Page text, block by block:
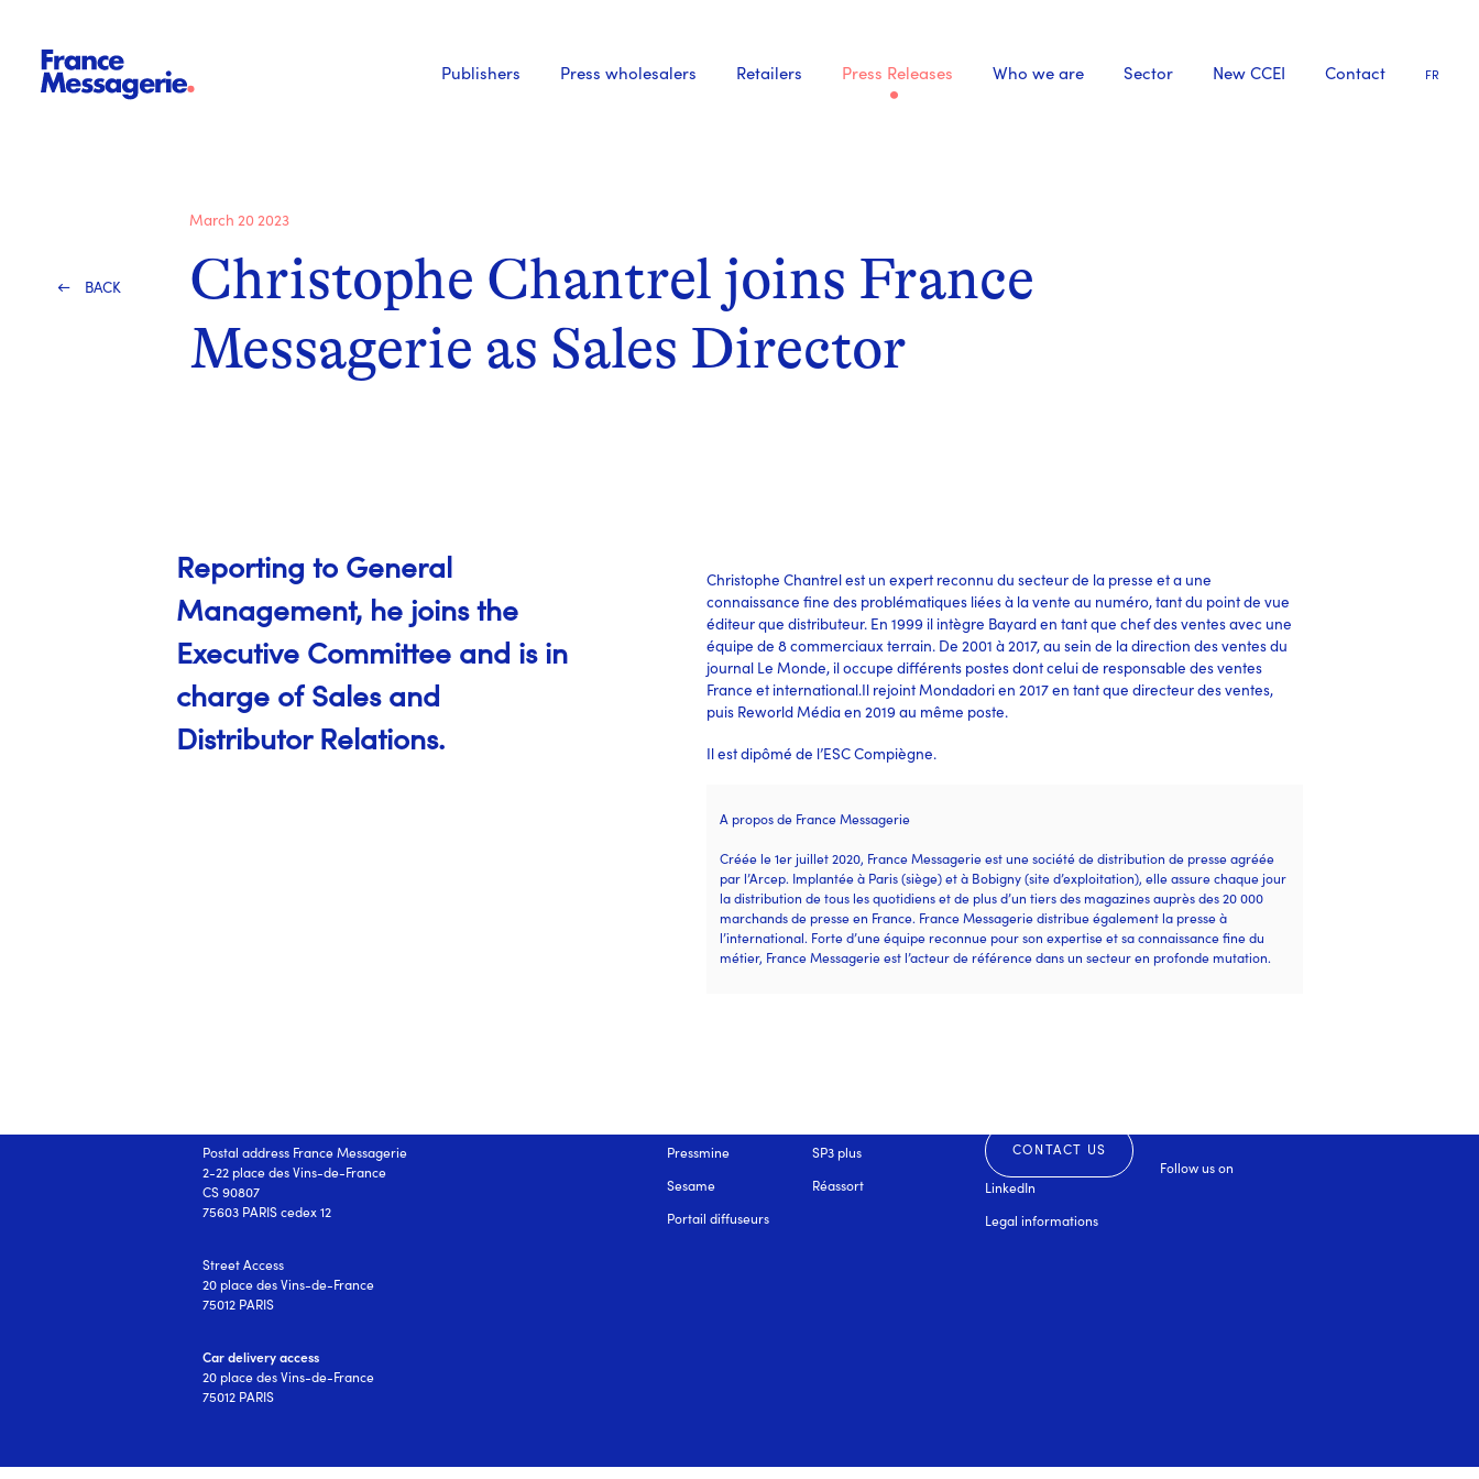
Publishers Press wholesalers Retailers
Press Releases
- Active
Who we are Sector New CCEI Contact FR
BACK
March 20 2023
Christophe Chantrel joins France
Messagerie as Sales Director
Reporting to General
Management, he joins the
Executive Committee and is in
charge of Sales and
Distributor Relations.
Christophe Chantrel est un expert reconnu du secteur de la presse et a une
connaissance fine des problématiques liées à la vente au numéro, tant du point de vue
éditeur que distributeur. En 1999 il intègre Bayard en tant que chef des ventes avec une
équipe de 8 commerciaux terrain. De 2001 à 2017, au sein de la direction des ventes du
journal Le Monde, il occupe différents postes dont celui de responsable des ventes
France et international.Il rejoint Mondadori en 2017 en tant que directeur des ventes,
puis Reworld Média en 2019 au même poste.
Il est dipômé de l’ESC Compiègne.
A propos de France Messagerie
Créée le 1er juillet 2020, France Messagerie est une société de distribution de presse agréée
par l’Arcep. Implantée à Paris (siège) et à Bobigny (site d’exploitation), elle assure chaque jour
la distribution de tous les quotidiens et de plus d’un tiers des magazines auprès des 20 000
marchands de presse en France. France Messagerie distribue également la presse à
l’international. Forte d’une équipe reconnue pour son expertise et sa connaissance fine du
métier, France Messagerie est l’acteur de référence dans un secteur en profonde mutation.
Postal address France Messagerie
2-22 place des Vins-de-France
CS 90807
75603 PARIS cedex 12
Street Access
20 place des Vins-de-France
75012 PARIS
Car delivery access
20 place des Vins-de-France
75012 PARIS
Pressmine
Sesame
Portail diffuseurs
SP3 plus
Réassort
CONTACT US
Follow us on
LinkedIn
Legal informations